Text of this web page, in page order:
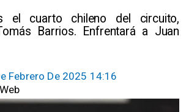
el cuarto chileno del circuito,
Barrios. Enfrentará a Juan
Febrero De 2025 14:16